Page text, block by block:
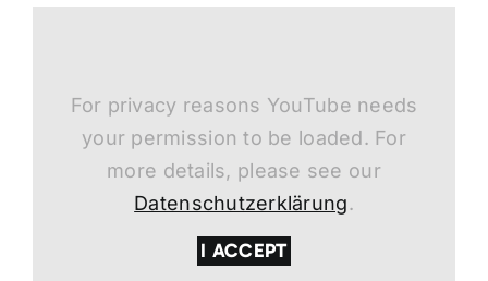
For privacy reasons YouTube needs
your permission to be loaded. For
more details, please see our
Datenschutzerklärung.
I ACCEPT